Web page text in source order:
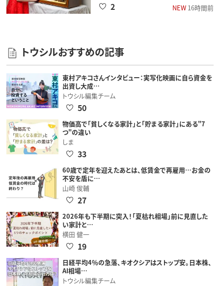
NEW16時間前
2
トウシルおすすめの記事
東村アキコさんインタビュー：実写化映画に自ら資金を
出資し大成…
トウシル編集チーム
50
物価高で「貧しくなる家計」と「貯まる家計」にある"7
つ"の違い
しま
33
60歳で定年を迎えたあとは、低賃金で再雇用…お金の
不安を盾に…
山崎 俊輔
27
2026年も下半期に突入！「夏枯れ相場」前に見直した
い家計と…
横田 健一
19
日経平均4％の急落、キオクシアはストップ安。日本株、
AI相場…
トウシル編集チーム